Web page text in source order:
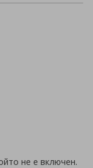
не е включен.